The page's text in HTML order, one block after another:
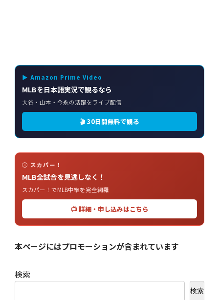
▶ Amazon Prime Video
MLBを日本語実況で観るなら
大谷・山本・今永の活躍をライブ配信
🎬 30日間無料で観る
⚾ スカパー！
MLB全試合を見逃しなく！
スカパー！でMLB中継を完全網羅
📺 詳細・申し込みはこちら
本ページにはプロモーションが含まれています
検索
検索